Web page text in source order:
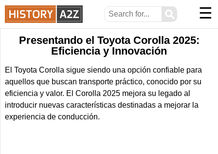
⚲ ☰
Presentando el Toyota Corolla 2025:
Eficiencia y Innovación
El Toyota Corolla sigue siendo una opción confiable para
aquellos que buscan transporte práctico, conocido por su
eficiencia y valor. El Corolla 2025 mejora su legado al
introducir nuevas características destinadas a mejorar la
experiencia de conducción.